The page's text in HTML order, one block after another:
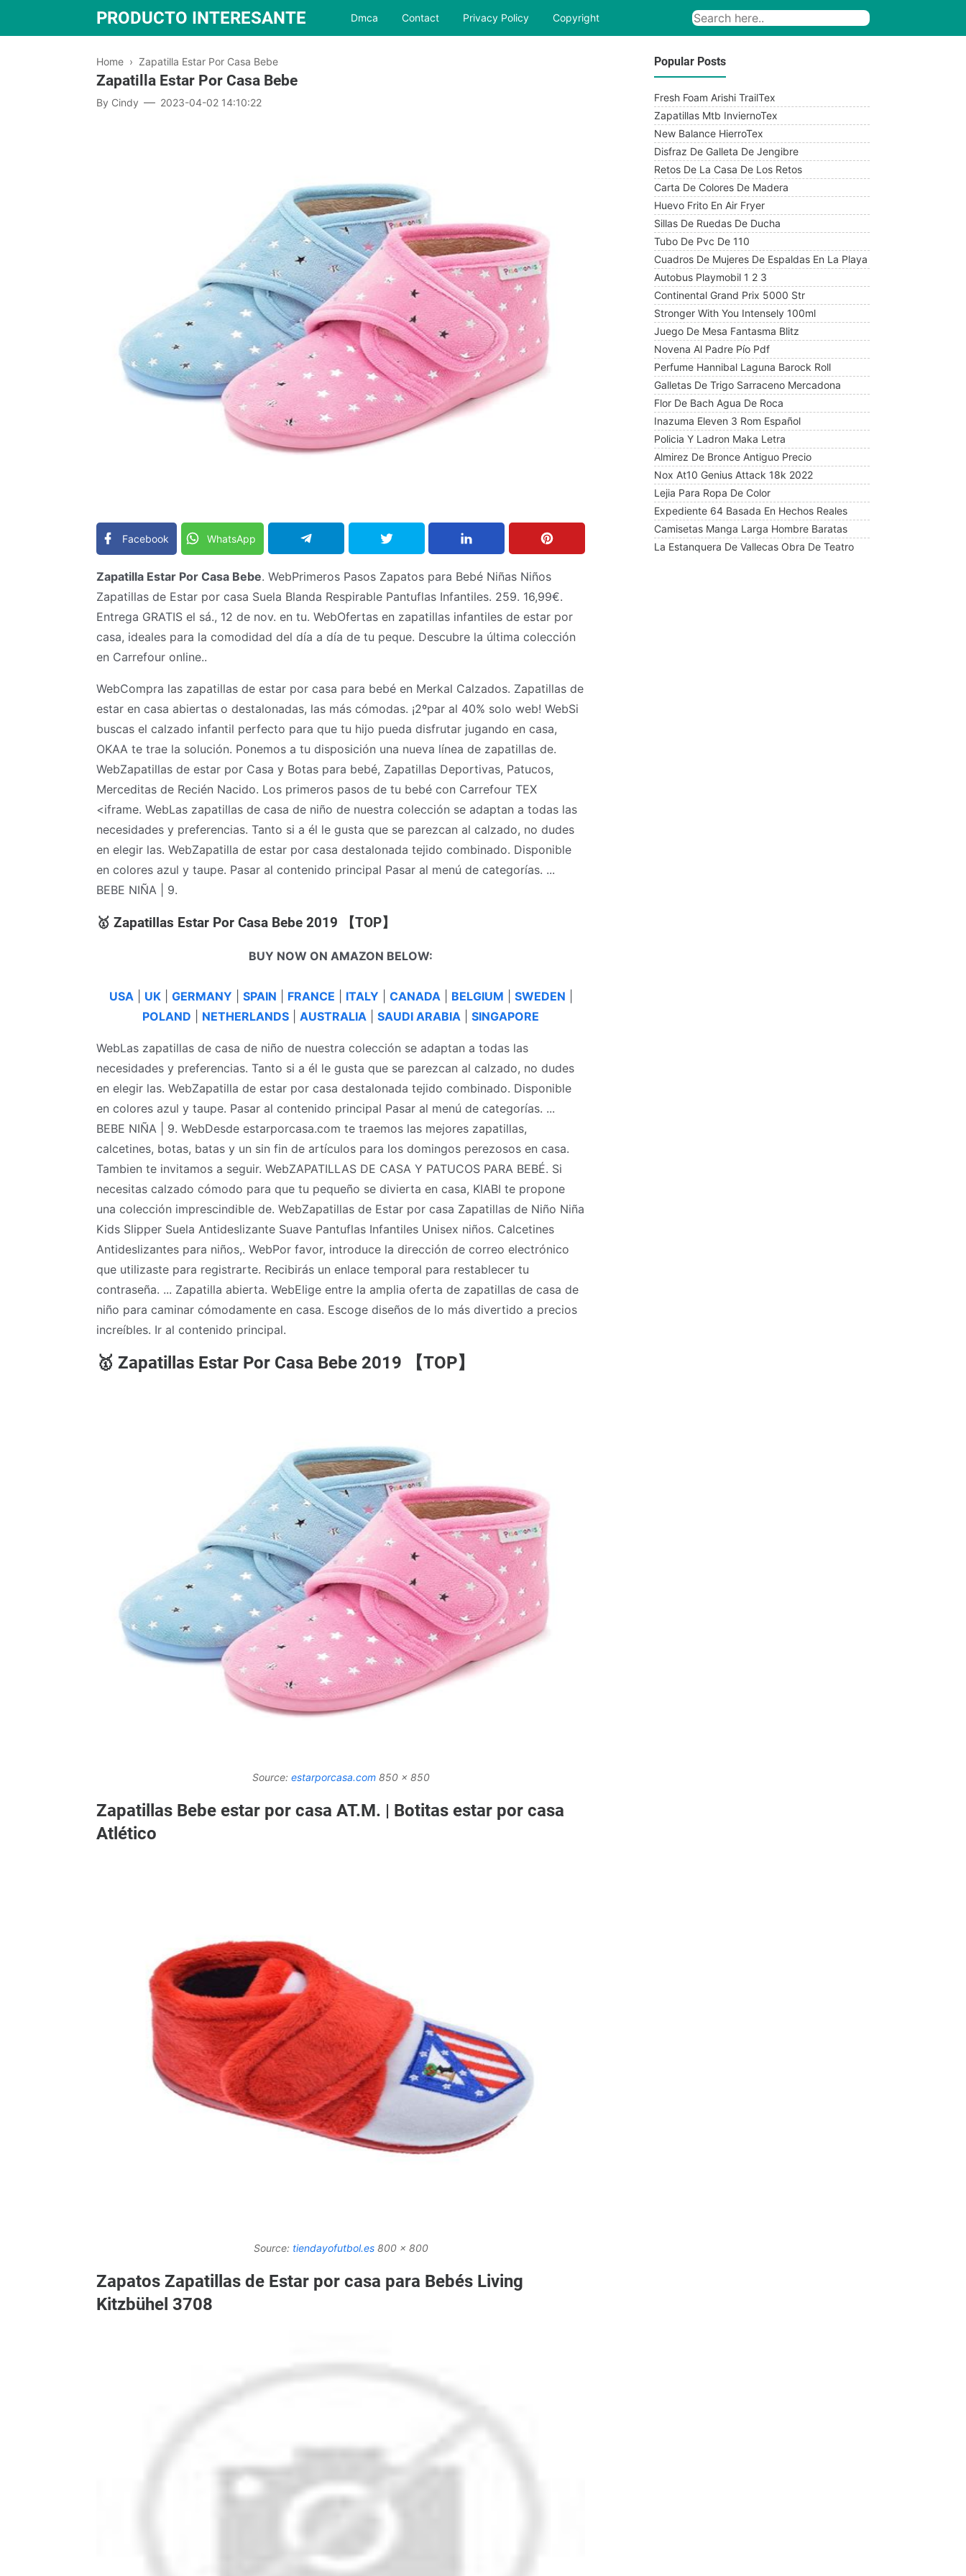
PRODUCTO INTERESANTE Dmca Contact Privacy Policy Copyright
Home › Zapatilla Estar Por Casa Bebe
Zapatilla Estar Por Casa Bebe
By Cindy 2023-04-02 14:10:22
Facebook WhatsApp
Zapatilla Estar Por Casa Bebe. WebPrimeros Pasos Zapatos para Bebé Niñas Niños
Zapatillas de Estar por casa Suela Blanda Respirable Pantuflas Infantiles. 259. 16,99€.
Entrega GRATIS el sá., 12 de nov. en tu. WebOfertas en zapatillas infantiles de estar por
casa, ideales para la comodidad del día a día de tu peque. Descubre la última colección
en Carrefour online..
WebCompra las zapatillas de estar por casa para bebé en Merkal Calzados. Zapatillas de
estar en casa abiertas o destalonadas, las más cómodas. ¡2ºpar al 40% solo web! WebSi
buscas el calzado infantil perfecto para que tu hijo pueda disfrutar jugando en casa,
OKAA te trae la solución. Ponemos a tu disposición una nueva línea de zapatillas de.
WebZapatillas de estar por Casa y Botas para bebé, Zapatillas Deportivas, Patucos,
Merceditas de Recién Nacido. Los primeros pasos de tu bebé con Carrefour TEX
<iframe. WebLas zapatillas de casa de niño de nuestra colección se adaptan a todas las
necesidades y preferencias. Tanto si a él le gusta que se parezcan al calzado, no dudes
en elegir las. WebZapatilla de estar por casa destalonada tejido combinado. Disponible
en colores azul y taupe. Pasar al contenido principal Pasar al menú de categorías. ...
BEBE NIÑA | 9.
🥇 Zapatillas Estar Por Casa Bebe 2019 【TOP】
BUY NOW ON AMAZON BELOW:
USA UK| GERMANY SPAIN FRANCE ITALY CANADA BELGIUM SWEDEN
POLAND
NETHERLANDS AUSTRALIA SAUDI ARABIA SINGAPORE
WebLas zapatillas de casa de niño de nuestra colección se adaptan a todas las
necesidades y preferencias. Tanto si a él le gusta que se parezcan al calzado, no dudes
en elegir las. WebZapatilla de estar por casa destalonada tejido combinado. Disponible
en colores azul y taupe. Pasar al contenido principal Pasar al menú de categorías. ...
BEBE NIÑA | 9. WebDesde estarporcasa.com te traemos las mejores zapatillas,
calcetines, botas, batas y un sin fin de artículos para los domingos perezosos en casa.
Tambien te invitamos a seguir. WebZAPATILLAS DE CASA Y PATUCOS PARA BEBÉ. Si
necesitas calzado cómodo para que tu pequeño se divierta en casa, KIABI te propone
una colección imprescindible de. WebZapatillas de Estar por casa Zapatillas de Niño Niña
Kids Slipper Suela Antideslizante Suave Pantuflas Infantiles Unisex niños. Calcetines
Antideslizantes para niños,. WebPor favor, introduce la dirección de correo electrónico
que utilizaste para registrarte. Recibirás un enlace temporal para restablecer tu
contraseña. ... Zapatilla abierta. WebElige entre la amplia oferta de zapatillas de casa de
niño para caminar cómodamente en casa. Escoge diseños de lo más divertido a precios
increíbles. Ir al contenido principal.
🥇 Zapatillas Estar Por Casa Bebe 2019 【TOP】
Source: estarporcasa.com850 x 850
Zapatillas Bebe estar por casa AT.M. | Botitas estar por casa
Atlético
Source: tiendayofutbol.es800 x 800
Zapatos Zapatillas de Estar por casa para Bebés Living
Kitzbühel 3708
Popular Posts
Fresh Foam Arishi TrailTex
Zapatillas Mtb InviernoTex
New Balance HierroTex
Disfraz De Galleta De Jengibre
Retos De La Casa De Los Retos
Carta De Colores De Madera
Huevo Frito En Air Fryer
Sillas De Ruedas De Ducha
Tubo De Pvc De 110
Cuadros De Mujeres De Espaldas En La Playa
Autobus Playmobil 1 2 3
Continental Grand Prix 5000 Str
Stronger With You Intensely 100ml
Juego De Mesa Fantasma Blitz
Novena Al Padre Pío Pdf
Perfume Hannibal Laguna Barock Roll
Galletas De Trigo Sarraceno Mercadona
Flor De Bach Agua De Roca
Inazuma Eleven 3 Rom Español
Policia Y Ladron Maka Letra
Almirez De Bronce Antiguo Precio
Nox At10 Genius Attack 18k 2022
Lejia Para Ropa De Color
Expediente 64 Basada En Hechos Reales
Camisetas Manga Larga Hombre Baratas
La Estanquera De Vallecas Obra De Teatro